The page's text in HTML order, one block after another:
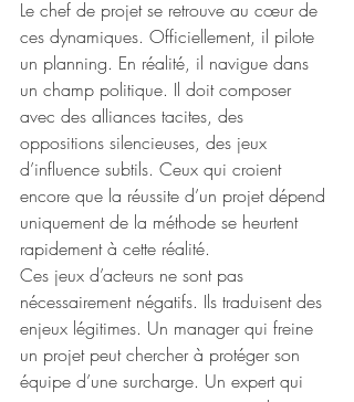
Le chef de projet se retrouve au cœur de
ces dynamiques. Officiellement, il pilote
un planning. En réalité, il navigue dans
un champ politique. Il doit composer
avec des alliances tacites, des
oppositions silencieuses, des jeux
d’influence subtils. Ceux qui croient
encore que la réussite d’un projet dépend
uniquement de la méthode se heurtent
rapidement à cette réalité.
Ces jeux d’acteurs ne sont pas
nécessairement négatifs. Ils traduisent des
enjeux légitimes. Un manager qui freine
un projet peut chercher à protéger son
équipe d’une surcharge. Un expert qui